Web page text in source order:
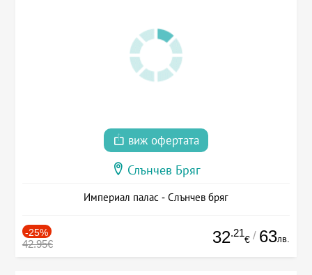
виж офертата
Слънчев Бряг
Империал палас - Слънчев бряг
-25%
42.95€ 32.21
€ / 63лв.